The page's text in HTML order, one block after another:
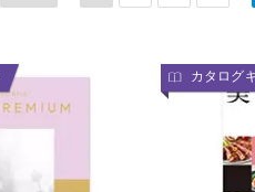
カタログ